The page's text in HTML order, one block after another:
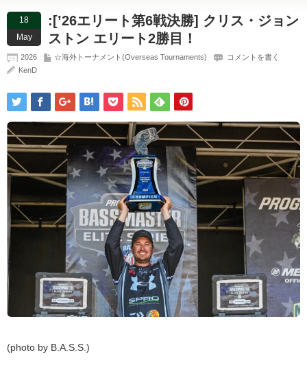
18
May
:[’26エリート第6戦決勝] クリス・ジョン
ストン エリート2勝目！
2026 ☆海外トーナメント(Overseas Tournaments)
コメントを書く
KenD
(photo by B.A.S.S.)